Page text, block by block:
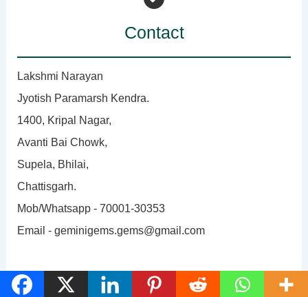
Contact
Lakshmi Narayan
Jyotish Paramarsh Kendra.
1400, Kripal Nagar,
Avanti Bai Chowk,
Supela, Bhilai,
Chattisgarh.
Mob/Whatsapp - 70001-30353
Email - geminigems.gems@gmail.com